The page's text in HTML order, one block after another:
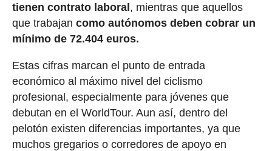
tienen contrato laboral, mientras que aquellos
que trabajan como autónomos deben cobrar un
mínimo de 72.404 euros.
Estas cifras marcan el punto de entrada
económico al máximo nivel del ciclismo
profesional, especialmente para jóvenes que
debutan en el WorldTour. Aun así, dentro del
pelotón existen diferencias importantes, ya que
muchos gregarios o corredores de apoyo en